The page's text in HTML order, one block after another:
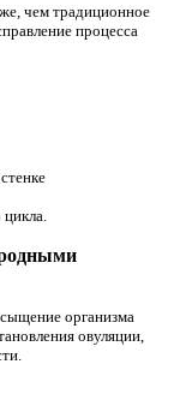
чем традиционное
процесса
организма
овуляции,